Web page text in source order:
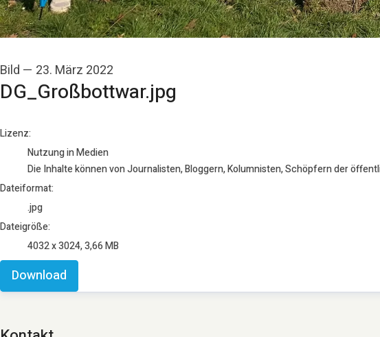
Bild — 23. März 2022
DG_Großbottwar.jpg
go to media item
Lizenz:
Nutzung in Medien
Die Inhalte können von Journalisten, Bloggern, Kolumnisten, Schöpfern der
Dateiformat:
.jpg
Dateigröße:
4032 x 3024, 3,66 MB
Download